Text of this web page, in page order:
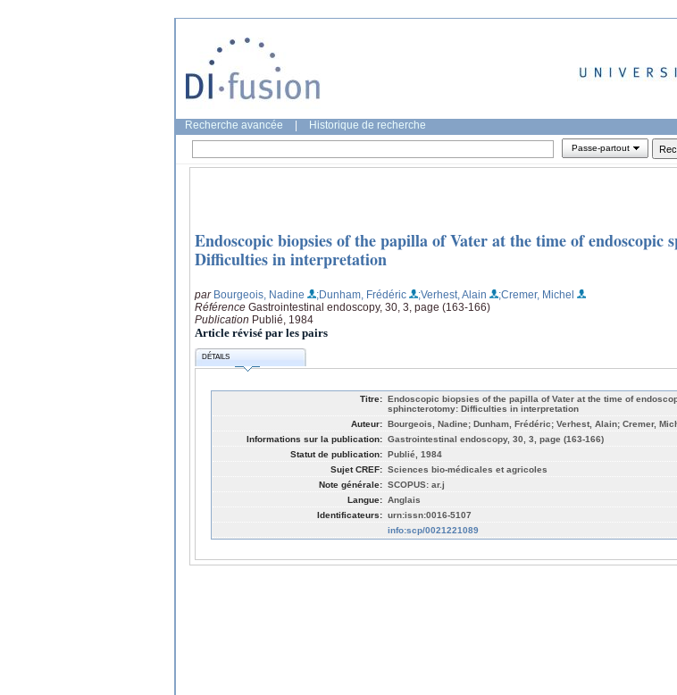
Recherche avancée Historique de recherche
Passe-partout
Endoscopic biopsies of the papilla of Vater at the time of endoscopic
Difficulties in interpretation
par Bourgeois, Nadine ;Dunham, Frédéric ;Verhest, Alain
;Cremer, Michel
Référence Gastrointestinal endoscopy, 30, 3, page (163-166)
Publication Publié, 1984
Article révisé par les pairs
DÉTAILS
Titre: Endoscopic biopsies of the papilla of Vater at the time of
sphincterotomy: Difficulties in interpretation
Auteur: Bourgeois, Nadine; Dunham, Frédéric; Verhest, Alain; Cremer,
Informations sur la publication: Gastrointestinal endoscopy, 30, 3, page (163-166)
Statut de publication: Publié, 1984
Sujet CREF: Sciences bio-médicales et agricoles
Note générale: SCOPUS: ar.j
Langue: Anglais
Identificateurs: urn:issn:0016-5107
info:scp/0021221089